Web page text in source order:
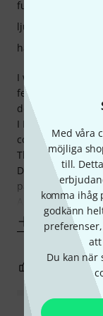
Med våra
möjliga
till.
komma ihåg
godkänn
att
Du kan när
I was looking for
feeling (without
desired settings).
I LOVE this one! I
conferences.
This meets
Digital AND this
parameters for
Also the
Visa mer
funktioner
ljud
hantverkskvalitet